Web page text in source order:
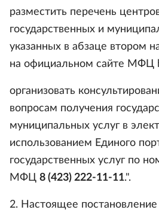
разместить перечень
государственных и
указанных в абзаце втором
на официальном сайте МФЦ
организовать
вопросам получения
муниципальных услуг в
использованием Единого
государственных услуг по
МФЦ 8 (423) 222-11-11.".
2. Настоящее постановление